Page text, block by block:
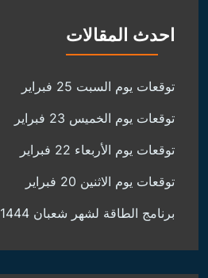
احدث المقالات
توقعات يوم السبت 25 فبراير
توقعات يوم الخميس 23 فبراير
توقعات يوم الأربعاء 22 فبراير
توقعات يوم الاثنين 20 فبراير
برنامج الطاقة لشهر شعبان 1444 هـ